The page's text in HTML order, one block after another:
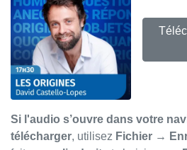
Si l'audio s’ouvre dans votre
télécharger, utilisez Fichier →